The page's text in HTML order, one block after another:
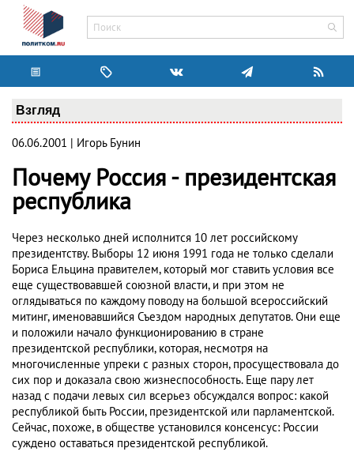
Взгляд
06.06.2001 | Игорь Бунин
Почему Россия - президентская
республика
Через несколько дней исполнится 10 лет российскому
президентству. Выборы 12 июня 1991 года не только сделали
Бориса Ельцина правителем, который мог ставить условия все
еще существовавшей союзной власти, и при этом не
оглядываться по каждому поводу на большой всероссийский
митинг, именовавшийся Съездом народных депутатов. Они еще
и положили начало функционированию в стране
президентской республики, которая, несмотря на
многочисленные упреки с разных сторон, просуществовала до
сих пор и доказала свою жизнеспособность. Еще пару лет
назад с подачи левых сил всерьез обсуждался вопрос: какой
республикой быть России, президентской или парламентской.
Сейчас, похоже, в обществе установился консенсус: России
суждено оставаться президентской республикой.